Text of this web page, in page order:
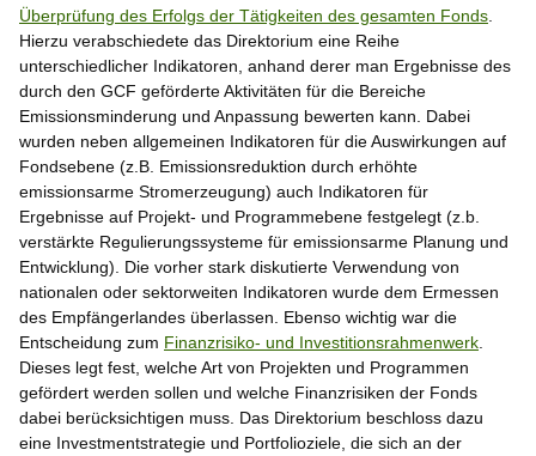
Überprüfung des Erfolgs der Tätigkeiten des gesamten Fonds
Hierzu verabschiedete das Direktorium eine Reihe
unterschiedlicher Indikatoren, anhand derer man Ergebnisse des
durch den GCF geförderte Aktivitäten für die Bereiche
Emissionsminderung und Anpassung bewerten kann. Dabei
wurden neben allgemeinen Indikatoren für die Auswirkungen auf
Fondsebene (z.B. Emissionsreduktion durch erhöhte
emissionsarme Stromerzeugung) auch Indikatoren für
Ergebnisse auf Projekt- und Programmebene festgelegt (z.b.
verstärkte Regulierungssysteme für emissionsarme Planung und
Entwicklung). Die vorher stark diskutierte Verwendung von
nationalen oder sektorweiten Indikatoren wurde dem Ermessen
des Empfängerlandes überlassen. Ebenso wichtig war die
Entscheidung zum Finanzrisiko- und Investitionsrahmenwerk
Dieses legt fest, welche Art von Projekten und Programmen
gefördert werden sollen und welche Finanzrisiken der Fonds
dabei berücksichtigen muss. Das Direktorium beschloss dazu
eine Investmentstrategie und Portfolioziele, die sich an der